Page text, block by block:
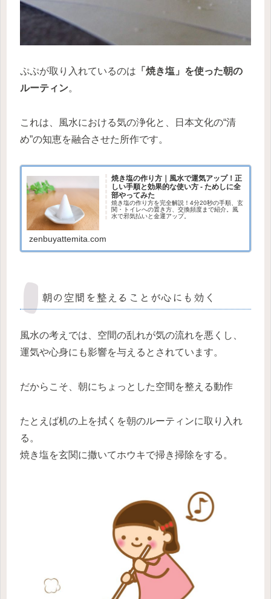
ぷぷが取り入れているのは 「焼き塩」を使った朝の
ルーティン。
これは、風水における気の浄化と、日本文化の“清
め”の知恵を融合させた所作です。
焼き塩の作り方｜風水で運気アップ！正
しい手順と効果的な使い方 - ためしに全
部やってみた
焼き塩の作り方を完全解説！4分20秒の手順、玄
関・トイレへの置き方、交換頻度まで紹介。風
水で邪気払いと金運アップ。
zenbuyattemita.com
朝の空間を整えることが心にも効く
風水の考えでは、空間の乱れが気の流れを悪くし、
運気や心身にも影響を与えるとされています。
だからこそ、朝にちょっとした空間を整える動作
たとえば机の上を拭くを朝のルーティンに取り入れ
る。
焼き塩を玄関に撒いてホウキで掃き掃除をする。